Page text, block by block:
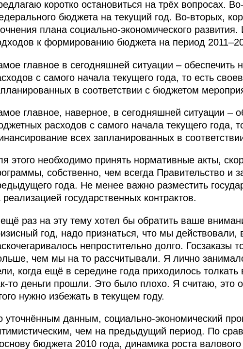
коротко остановиться на трёх вопросах.
бюджета на текущий год. Во‑вторых,
плана социально-экономического
к формированию бюджета на период
главное в сегодняшней ситуации – обеспечить
с самого начала текущего года, то есть
в соответствии с бюджетом
главное, наверное, в сегодняшней ситуации –
расходов с самого начала текущего года,
всех запланированных в
этого необходимо принять нормативные акты,
собственно, чем всегда Правительство и
года. Не менее важно разместить
реализацией государственных контрактов.
раз на эту тему хотел бы обратить ваше
год, надо признаться, что мы
непростительно долго. Госзаказы
чем мы на то рассчитывали. Я лично
когда ещё в середине года приходилось
деньги прошли. Это было плохо. Я считаю, это
нужно избежать в текущем году.
уточнённым данным, социально-экономический
чем на предыдущий период. По
бюджета 2010 года, динамика роста